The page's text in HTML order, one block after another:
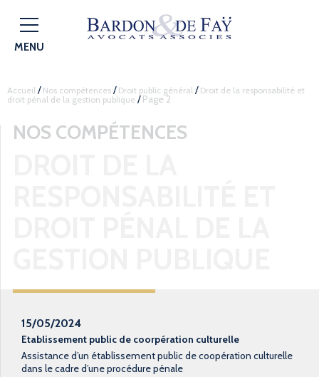
MENU
Accueil / Nos compétences / Droit public général / Droit de la responsabilité et
droit pénal de la gestion publique /Page 2
NOS COMPÉTENCES
15/05/2024
Etablissement public de coorpération culturelle
Assistance d’un établissement public de coopération culturelle
dans le cadre d’une procédure pénale